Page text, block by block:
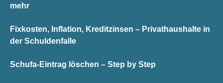
mehr
Fixkosten, Inflation, Kreditzinsen – Privathaushalte in
der Schuldenfalle
Schufa-Eintrag löschen – Step by Step